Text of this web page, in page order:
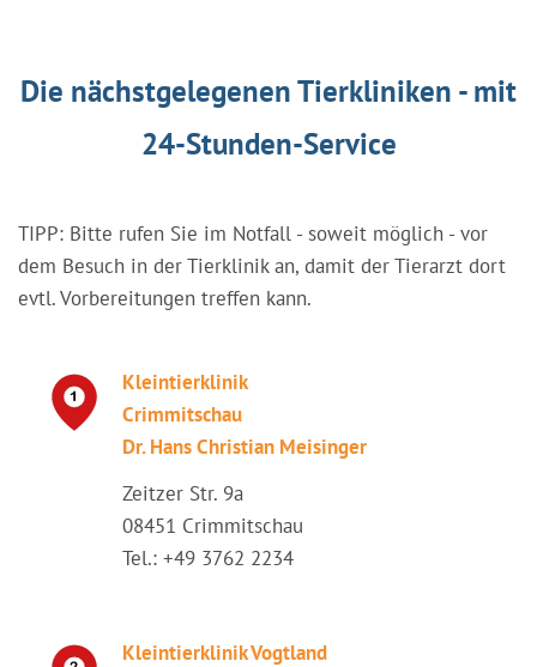
Die nächstgelegenen Tierkliniken - mit
24-Stunden-Service
TIPP: Bitte rufen Sie im Notfall - soweit möglich - vor
dem Besuch in der Tierklinik an, damit der Tierarzt dort
evtl. Vorbereitungen treffen kann.
Kleintierklinik
Crimmitschau
Dr. Hans Christian Meisinger
Zeitzer Str. 9a
08451 Crimmitschau
Tel.: +49 3762 2234
Kleintierklinik Vogtland